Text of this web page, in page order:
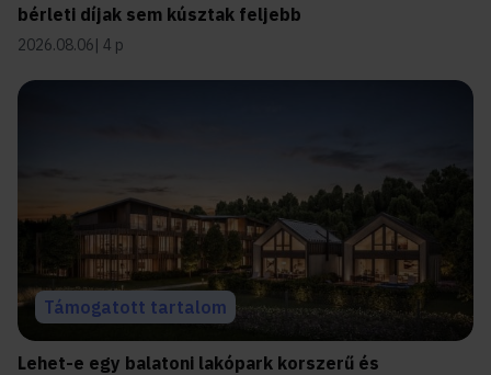
bérleti díjak sem kúsztak feljebb
2026.08.06 4 p
Támogatott tartalom
Lehet-e egy balatoni lakópark korszerű és